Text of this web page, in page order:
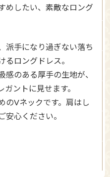
めしたい、素敵なロング
派手になり過ぎない落ち
るロングドレス。
感のある厚手の生地が、
ントに見せます。
のVネックです。肩はし
安心ください。